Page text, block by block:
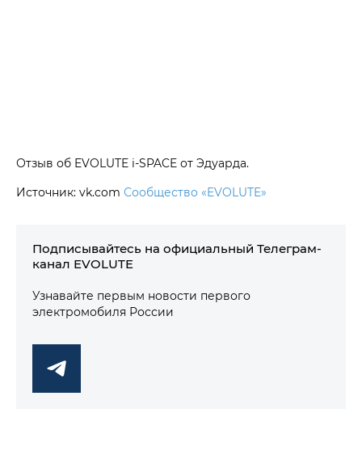
Отзыв об EVOLUTE i‑SPACE от Эдуарда.
Источник: vk.com Сообщество «EVOLUTE»
Подписывайтесь на официальный Телеграм-
канал EVOLUTE
Узнавайте первым новости первого
электромобиля России